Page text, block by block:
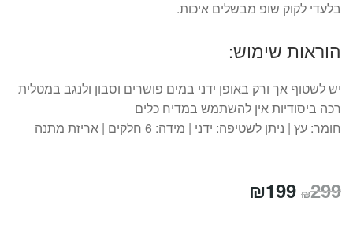
בלעדי לקוק שופ מבשלים איכות.
הוראות שימוש:
יש לשטוף אך ורק באופן ידני במים פושרים וסבון ולנגב במטלית
רכה ביסודיות אין להשתמש במדיח כלים
חומר: עץ | ניתן לשטיפה: ידני | מידה: 6 חלקים | אריזת מתנה
₪299 המחיר
₪199